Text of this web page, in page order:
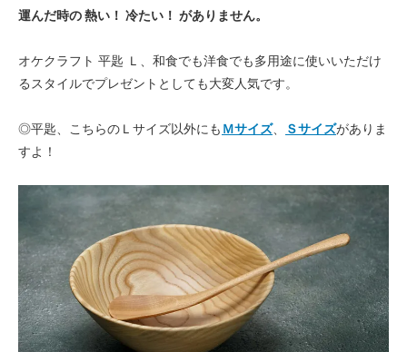
運んだ時の 熱い！ 冷たい！ がありません。
オケクラフト 平匙 Ｌ、和食でも洋食でも多用途に使いいただけ
るスタイルでプレゼントとしても大変人気です。
◎平匙、こちらのＬサイズ以外にも Ｍサイズ、 Ｓサイズがありま
すよ！